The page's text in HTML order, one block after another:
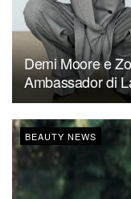
Demi Moore e
Ambassador di
BEAUTY NEWS